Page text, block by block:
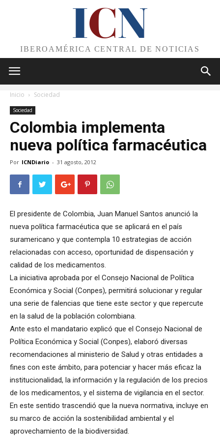
ICN
IBEROAMÉRICA CENTRAL DE NOTICIAS
Inicio Sociedad
Sociedad
Colombia implementa
nueva política farmacéutica
Por ICNDiario - 31 agosto, 2012
El presidente de Colombia, Juan Manuel Santos anunció la
nueva política farmacéutica que se aplicará en el país
suramericano y que contempla 10 estrategias de acción
relacionadas con acceso, oportunidad de dispensación y
calidad de los medicamentos.
La iniciativa aprobada por el Consejo Nacional de Política
Económica y Social (Conpes), permitirá solucionar y regular
una serie de falencias que tiene este sector y que repercute
en la salud de la población colombiana.
Ante esto el mandatario explicó que el Consejo Nacional de
Política Económica y Social (Conpes), elaboró diversas
recomendaciones al ministerio de Salud y otras entidades a
fines con este ámbito, para potenciar y hacer más eficaz la
institucionalidad, la información y la regulación de los precios
de los medicamentos, y el sistema de vigilancia en el sector.
En este sentido trascendió que la nueva normativa, incluye en
su marco de acción la sostenibilidad ambiental y el
aprovechamiento de la biodiversidad.